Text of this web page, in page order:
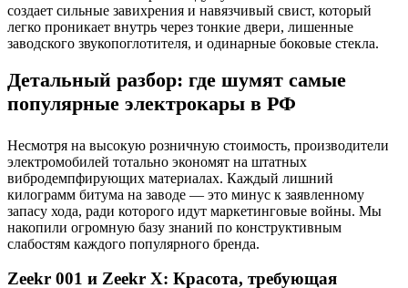
создает сильные завихрения и навязчивый свист, который
легко проникает внутрь через тонкие двери, лишенные
заводского звукопоглотителя, и одинарные боковые стекла.
Детальный разбор: где шумят самые
популярные электрокары в РФ
Несмотря на высокую розничную стоимость, производители
электромобилей тотально экономят на штатных
вибродемпфирующих материалах. Каждый лишний
килограмм битума на заводе — это минус к заявленному
запасу хода, ради которого идут маркетинговые войны. Мы
накопили огромную базу знаний по конструктивным
слабостям каждого популярного бренда.
Zeekr 001 и Zeekr X: Красота, требующая